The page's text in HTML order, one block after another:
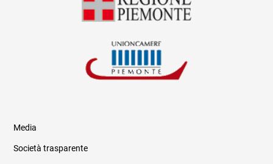
Media
Società trasparente